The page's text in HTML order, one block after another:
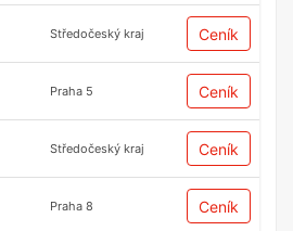
Středočeský kraj Ceník
Praha 5 Ceník
Středočeský kraj Ceník
Praha 8 Ceník